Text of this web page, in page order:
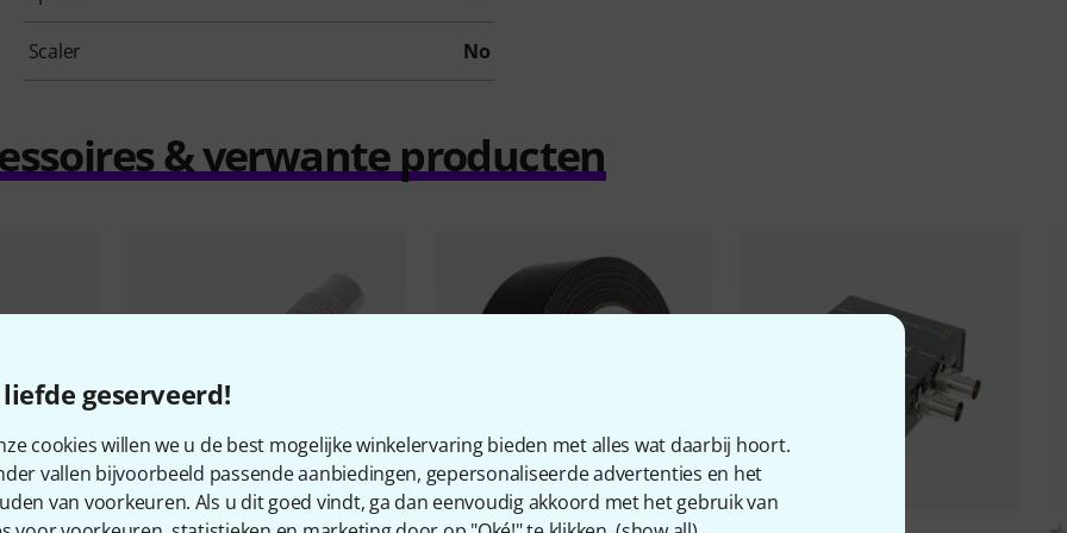
geserveerd!
cookies willen we u de best mogelijke winkelervaring bieden met alles wat daarbij hoort.
vallen bijvoorbeeld passende aanbiedingen, gepersonaliseerde advertenties en het
van voorkeuren. Als u dit goed vindt, ga dan eenvoudig akkoord met het gebruik van
Scaler No
& verwante producten